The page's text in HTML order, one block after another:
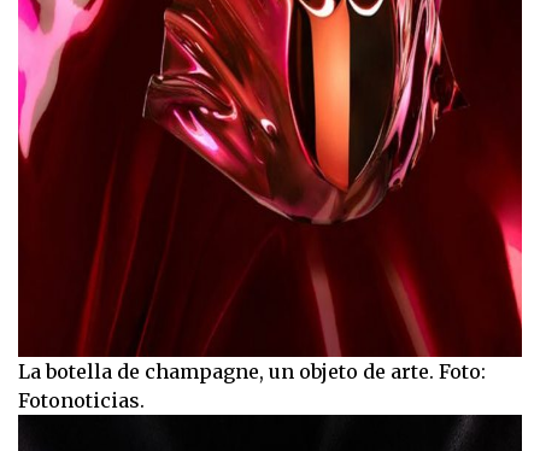
La botella de champagne, un objeto de arte. Foto:
Fotonoticias.